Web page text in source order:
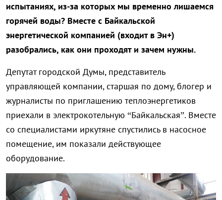
испытаниях, из-за которых мы временно лишаемся
горячей воды? Вместе с Байкальской
энергетической компанией (входит в Эн+)
разобрались, как они проходят и зачем нужны.
Депутат городской Думы, представитель
управляющей компании, старшая по дому, блогер и
журналисты по приглашению теплоэнергетиков
приехали в электрокотельную “Байкальская”. Вместе
со специалистами иркутяне спустились в насосное
помещение, им показали действующее
оборудование.